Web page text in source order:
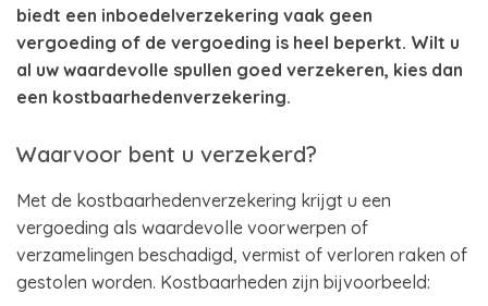
biedt een inboedelverzekering vaak geen
vergoeding of de vergoeding is heel beperkt. Wilt u
al uw waardevolle spullen goed verzekeren, kies dan
een kostbaarhedenverzekering.
Waarvoor bent u verzekerd?
Met de kostbaarhedenverzekering krijgt u een
vergoeding als waardevolle voorwerpen of
verzamelingen beschadigd, vermist of verloren raken of
gestolen worden. Kostbaarheden zijn bijvoorbeeld: